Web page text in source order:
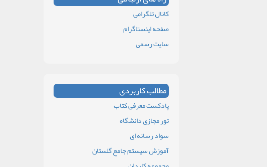
کانال تلگرامی
صفحه اینستاگرام
سایت رسمی
مطالب کاربردی
پادکست معرفی کتاب
تور مجازی دانشگاه
سواد رسانه ای
آموزش سیستم جامع گلستان